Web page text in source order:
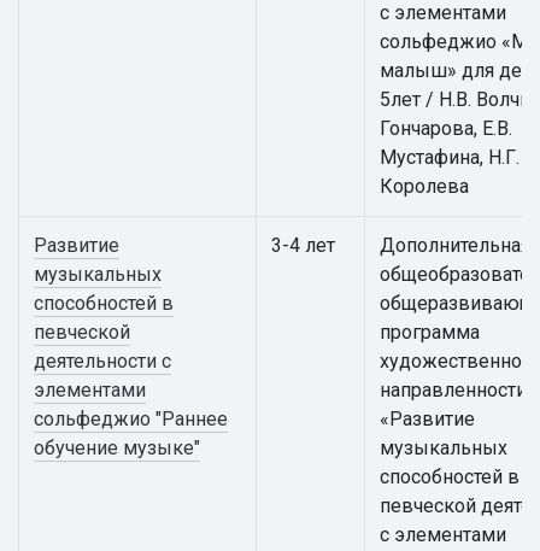
с элементами
сольфеджио
малыш» для
5лет / Н.В.
Гончарова, Е.В.
Мустафина, Н.Г.
Королева
Развитие
музыкальных
способностей в
певческой
деятельности с
элементами
сольфеджио "Раннее
обучение музыке"
3-4 лет
Дополнительная
программа
художественной
направленности
«Развитие
музыкальных
способностей в
певческой
с элементами